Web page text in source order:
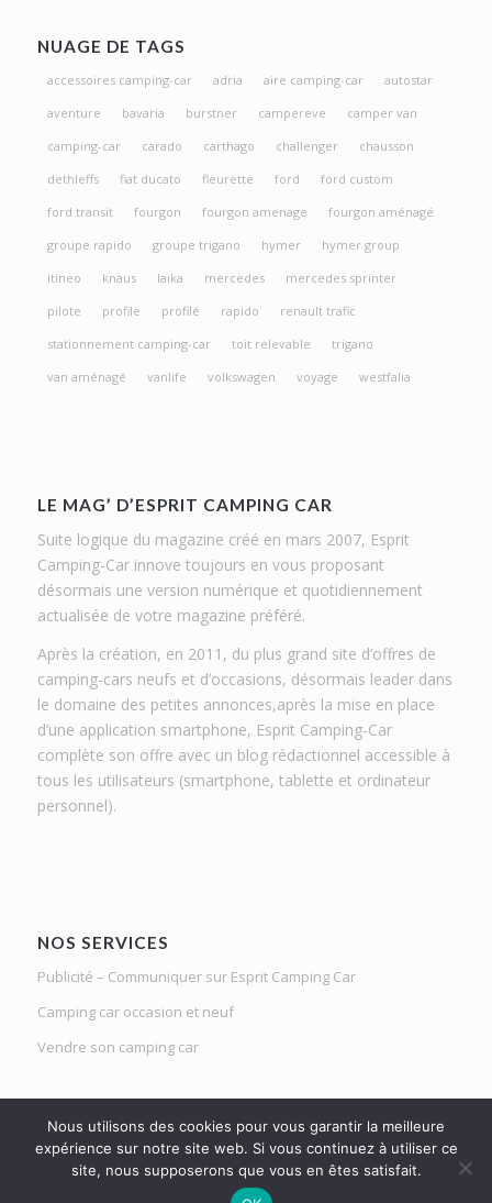
NUAGE DE TAGS
accessoires camping-car adria aire camping-car
autostar
aventure
bavaria burstner campereve
camper van
camping-car
carado carthago challenger
chausson
dethleffs
fiat ducato fleurette ford
ford custom
ford transit
fourgon fourgon amenage
fourgon aménagé
groupe rapido
groupe trigano hymer
hymer group
itineo
knaus laika mercedes
mercedes sprinter
pilote
profile profilé rapido
renault trafic
stationnement camping-car
toit relevable
trigano
van aménagé
vanlife volkswagen voyage westfalia
LE MAG’ D’ESPRIT CAMPING CAR
Suite logique du magazine créé en mars 2007, Esprit
Camping-Car innove toujours en vous proposant
désormais une version numérique et quotidiennement
actualisée de votre magazine préféré.
Après la création, en 2011, du plus grand site d’offres de
camping-cars neufs et d’occasions, désormais leader dans
le domaine des petites annonces,après la mise en place
d’une application smartphone, Esprit Camping-Car
complète son offre avec un blog rédactionnel accessible à
tous les utilisateurs (smartphone, tablette et ordinateur
personnel).
NOS SERVICES
Publicité – Communiquer sur Esprit Camping Car
Camping car occasion et neuf
Vendre son camping car
Le Mag d'Esprit Camping Car | Netlight solutions © 2020 | Tous droits
Nous utilisons des cookies pour vous garantir la meilleure
expérience sur notre site web. Si vous continuez à utiliser ce
site, nous supposerons que vous en êtes satisfait.